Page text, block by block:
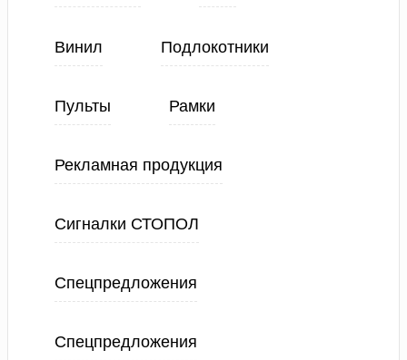
Винил Подлокотники
Пульты Рамки
Рекламная продукция
Сигналки СТОПОЛ
Спецпредложения
Спецпредложения